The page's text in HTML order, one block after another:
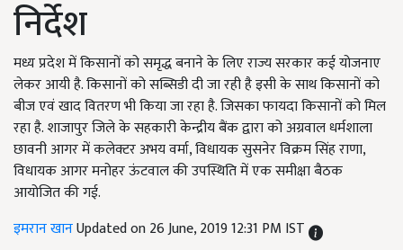
निर्देश
मध्य प्रदेश में किसानों को समृद्ध बनाने के लिए राज्य सरकार कई योजनाए
लेकर आयी है. किसानों को सब्सिडी दी जा रही है इसी के साथ किसानों को
बीज एवं खाद वितरण भी किया जा रहा है. जिसका फायदा किसानों को मिल
रहा है. शाजापुर जिले के सहकारी केन्द्रीय बैंक द्वारा को अग्रवाल धर्मशाला
छावनी आगर में कलेक्टर अभय वर्मा, विधायक सुसनेर विक्रम सिंह राणा,
विधायक आगर मनोहर ऊंटवाल की उपस्थिति में एक समीक्षा बैठक
आयोजित की गई.
इमरान खानUpdated on 26 June, 2019 12:31 PM IST